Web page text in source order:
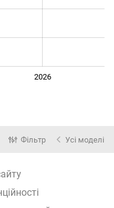
2026
Фільтр Усі моделі